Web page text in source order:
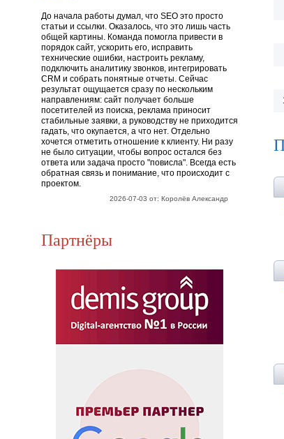
До начала работы думал, что SEO это просто
статьи и ссылки. Оказалось, что это лишь часть
общей картины. Команда помогла привести в
порядок сайт, ускорить его, исправить
технические ошибки, настроить рекламу,
подключить аналитику звонков, интегрировать
CRM и собрать понятные отчеты. Сейчас
результат ощущается сразу по нескольким
направлениям: сайт получает больше
посетителей из поиска, реклама приносит
стабильные заявки, а руководству не приходится
гадать, что окупается, а что нет. Отдельно
хочется отметить отношение к клиенту. Ни разу
не было ситуации, чтобы вопрос остался без
ответа или задача просто "повисла". Всегда есть
обратная связь и понимание, что происходит с
проектом.
2026-07-03 от: Королёв Александр
Партнёры